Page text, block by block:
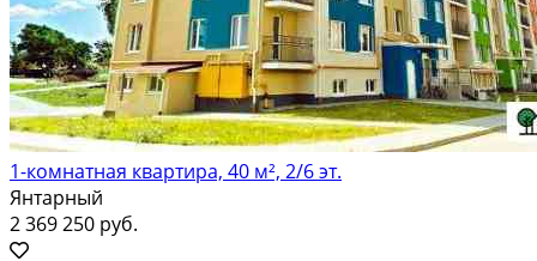
1-комнатная квартира, 40 м², 2/6 эт.
Янтарный
2 369 250 руб.